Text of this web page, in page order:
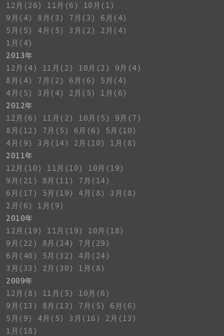
12月(26)
11月(6)
10月(1)
9月(4)
8月(3) 7月(3)
6月(4)
5月(5)
4月(5) 3月(2)
2月(4)
1月(4)
2013年
12月(4)
11月(2) 10月(2)
9月(4)
8月(4)
7月(2) 6月(6)
5月(4)
4月(5)
3月(4) 2月(5)
1月(6)
2012年
12月(6)
11月(2) 10月(5)
9月(7)
8月(12)
7月(5) 6月(6)
5月(10)
4月(9)
3月(14) 2月(10)
1月(8)
2011年
12月(10)
11月(10)
10月(19)
9月(21)
8月(11)
7月(14)
6月(17)
5月(19) 4月(8)
3月(8)
2月(6)
1月(9)
2010年
12月(19)
11月(19)
10月(18)
9月(22)
8月(24)
7月(29)
6月(40)
5月(32)
4月(24)
3月(33)
2月(30)
1月(8)
2009年
12月(8)
11月(5)
10月(6)
9月(13)
8月(13) 7月(5)
6月(6)
5月(9)
4月(5) 3月(16)
2月(13)
1月(18)